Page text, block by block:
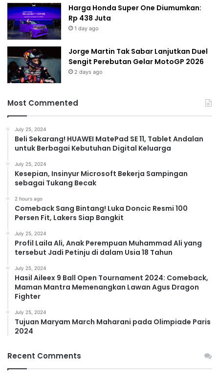
Harga Honda Super One Diumumkan:
Rp 438 Juta
1 day ago
Jorge Martin Tak Sabar Lanjutkan Duel
Sengit Perebutan Gelar MotoGP 2026
2 days ago
Most Commented
July 25, 2024
Beli Sekarang! HUAWEI MatePad SE 11, Tablet Andalan
untuk Berbagai Kebutuhan Digital Keluarga
July 25, 2024
Kesepian, Insinyur Microsoft Bekerja Sampingan
sebagai Tukang Becak
2 hours ago
Comeback Sang Bintang! Luka Doncic Resmi 100
Persen Fit, Lakers Siap Bangkit
July 25, 2024
Profil Laila Ali, Anak Perempuan Muhammad Ali yang
tersebut Jadi Petinju di dalam Usia 18 Tahun
July 25, 2024
Hasil Aileex 9 Ball Open Tournament 2024: Comeback,
Maman Mantra Memenangkan Lawan Agus Dragon
Fighter
July 25, 2024
Tujuan Maryam March Maharani pada Olimpiade Paris
2024
Recent Comments